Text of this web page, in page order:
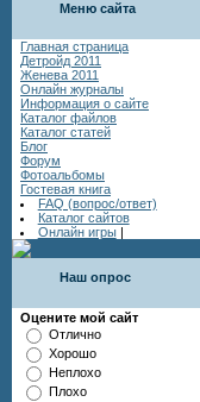
Меню сайта
Главная страница
Детройд 2011
Женева 2011
Онлайн журналы
Информация о сайте
Каталог файлов
Каталог статей
Блог
Форум
Фотоальбомы
Гостевая книга
FAQ (вопрос/ответ)
Каталог сайтов
Онлайн игры |
Наш опрос
Оцените мой сайт
Отлично
Хорошо
Неплохо
Плохо